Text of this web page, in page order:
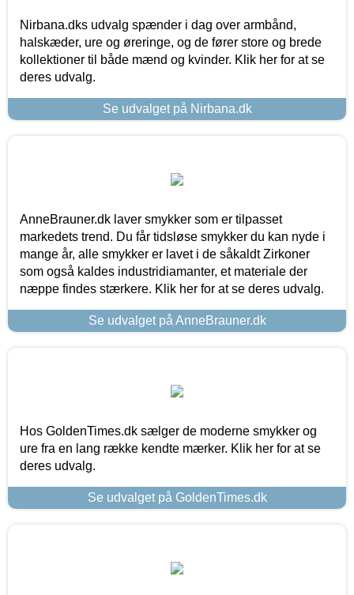
Nirbana.dks udvalg spænder i dag over armbånd,
halskæder, ure og øreringe, og de fører store og brede
kollektioner til både mænd og kvinder. Klik her for at se
deres udvalg.
Se udvalget på Nirbana.dk
AnneBrauner.dk laver smykker som er tilpasset
markedets trend. Du får tidsløse smykker du kan nyde i
mange år, alle smykker er lavet i de såkaldt Zirkoner
som også kaldes industridiamanter, et materiale der
næppe findes stærkere. Klik her for at se deres udvalg.
Se udvalget på AnneBrauner.dk
Hos GoldenTimes.dk sælger de moderne smykker og
ure fra en lang række kendte mærker. Klik her for at se
deres udvalg.
Se udvalget på GoldenTimes.dk